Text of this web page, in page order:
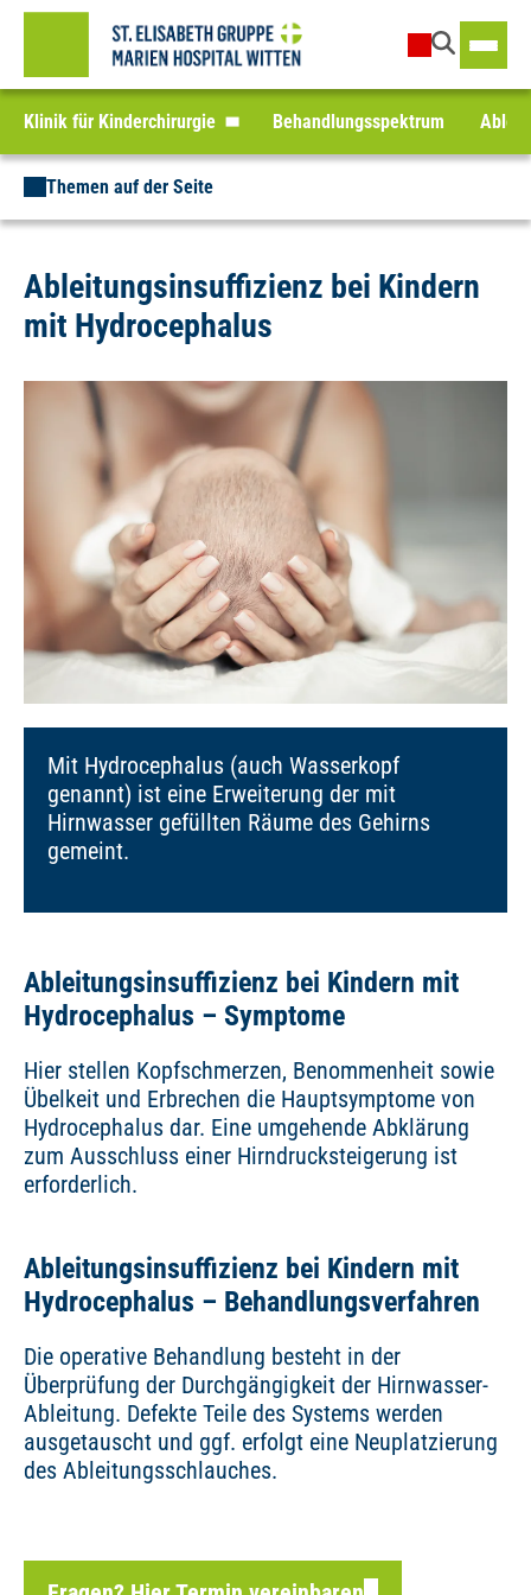
Klinik für Kinderchirurgie Behandlungsspektrum
Themen auf der Seite
Ableitungsinsuffizienz bei Kindern
mit Hydrocephalus
Mit Hydrocephalus (auch Wasserkopf
genannt) ist eine Erweiterung der mit
Hirnwasser gefüllten Räume des Gehirns
gemeint.
Ableitungsinsuffizienz bei Kindern mit
Hydrocephalus – Symptome
Hier stellen Kopfschmerzen, Benommenheit sowie
Übelkeit und Erbrechen die Hauptsymptome von
Hydrocephalus dar. Eine umgehende Abklärung
zum Ausschluss einer Hirndrucksteigerung ist
erforderlich.
Ableitungsinsuffizienz bei Kindern mit
Hydrocephalus – Behandlungsverfahren
Die operative Behandlung besteht in der
Überprüfung der Durchgängigkeit der Hirnwasser-
Ableitung. Defekte Teile des Systems werden
ausgetauscht und ggf. erfolgt eine Neuplatzierung
des Ableitungsschlauches.